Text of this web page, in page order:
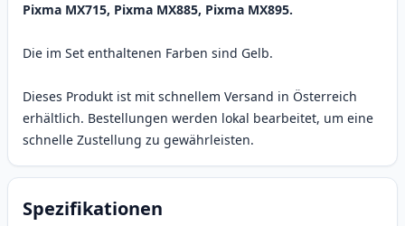
Pixma MX715, Pixma MX885, Pixma MX895.
Die im Set enthaltenen Farben sind Gelb.
Dieses Produkt ist mit schnellem Versand in Österreich
erhältlich. Bestellungen werden lokal bearbeitet, um eine
schnelle Zustellung zu gewährleisten.
Spezifikationen